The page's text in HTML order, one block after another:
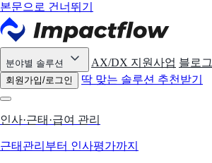
본문으로 건너뛰기
분야별 솔루션 AX/DX 지원사업 블로그
회원가입/로그인 딱 맞는 솔루션 추천받기
인사·근태·급여 관리
근태관리부터 인사평가까지